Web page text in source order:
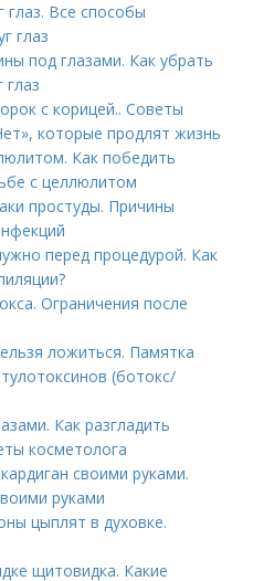
Все способы
глаз
под глазами. Как убрать
с корицей.. Советы
которые продлят жизнь
Как победить
с целлюлитом
простуды. Причины
перед процедурой. Как
Ограничения после
ложиться. Памятка
(ботокс/
Как разгладить
косметолога
своими руками.
руками
цыплят в духовке.
щитовидка. Какие